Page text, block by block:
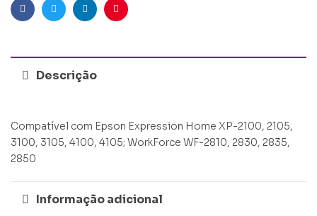
FacebookTwitterLinkedinPinterest
Descrição
Compatível com Epson Expression Home XP-2100, 2105,
3100, 3105, 4100, 4105; WorkForce WF-2810, 2830, 2835,
2850
Informação adicional